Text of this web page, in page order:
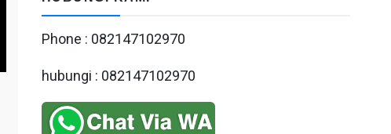
Phone : 082147102970
hubungi : 082147102970